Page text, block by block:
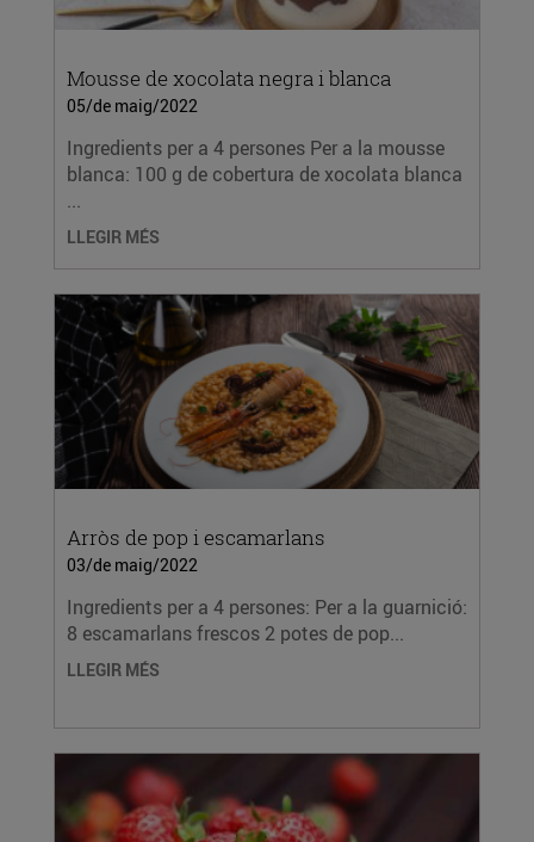
Mousse de xocolata negra i blanca
05/de maig/2022
Ingredients per a 4 persones Per a la mousse
blanca: 100 g de cobertura de xocolata blanca
...
LLEGIR MÉS
Arròs de pop i escamarlans
03/de maig/2022
Ingredients per a 4 persones: Per a la guarnició:
8 escamarlans frescos 2 potes de pop...
LLEGIR MÉS